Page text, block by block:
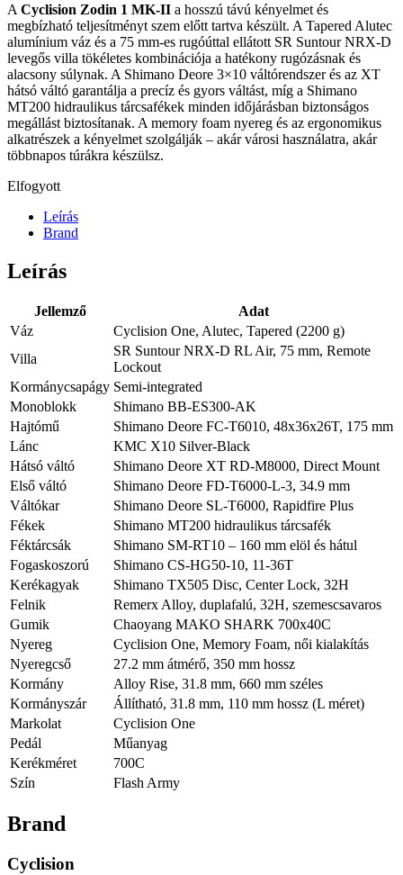
A Cyclision Zodin 1 MK-II a hosszú távú kényelmet és
megbízható teljesítményt szem előtt tartva készült. A Tapered Alutec
alumínium váz és a 75 mm-es rugóúttal ellátott SR Suntour NRX-D
levegős villa tökéletes kombinációja a hatékony rugózásnak és
alacsony súlynak. A Shimano Deore 3×10 váltórendszer és az XT
hátsó váltó garantálja a precíz és gyors váltást, míg a Shimano
MT200 hidraulikus tárcsafékek minden időjárásban biztonságos
megállást biztosítanak. A memory foam nyereg és az ergonomikus
alkatrészek a kényelmet szolgálják – akár városi használatra, akár
többnapos túrákra készülsz.
Elfogyott
Leírás
Brand
Leírás
Jellemző
Adat
Váz
Cyclision One, Alutec, Tapered (2200 g)
Villa
SR Suntour NRX-D RL Air, 75 mm, Remote
Lockout
Kormánycsapágy Semi-integrated
Monoblokk
Shimano BB-ES300-AK
Hajtómű
Shimano Deore FC-T6010, 48x36x26T, 175 mm
Lánc
KMC X10 Silver-Black
Hátsó váltó
Shimano Deore XT RD-M8000, Direct Mount
Első váltó
Shimano Deore FD-T6000-L-3, 34.9 mm
Váltókar
Shimano Deore SL-T6000, Rapidfire Plus
Fékek
Shimano MT200 hidraulikus tárcsafék
Féktárcsák
Shimano SM-RT10 – 160 mm elöl és hátul
Fogaskoszorú
Shimano CS-HG50-10, 11-36T
Kerékagyak
Shimano TX505 Disc, Center Lock, 32H
Felnik
Remerx Alloy, duplafalú, 32H, szemescsavaros
Gumik
Chaoyang MAKO SHARK 700x40C
Nyereg
Cyclision One, Memory Foam, női kialakítás
Nyeregcső
27.2 mm átmérő, 350 mm hossz
Kormány
Alloy Rise, 31.8 mm, 660 mm széles
Kormányszár
Állítható, 31.8 mm, 110 mm hossz (L méret)
Markolat
Cyclision One
Pedál
Műanyag
Kerékméret
700C
Szín
Flash Army
Brand
Cyclision